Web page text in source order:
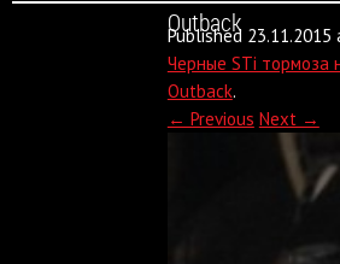
Outback
Published 23.11.2015
Черные STi тормоза
Outback.
← Previous Next →